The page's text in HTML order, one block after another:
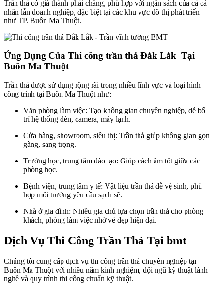
Trần thả có giá thành phải chăng, phù hợp với ngân sách của cả cá
nhân lẫn doanh nghiệp, đặc biệt tại các khu vực đô thị phát triển
như TP. Buôn Ma Thuột.
Ứng Dụng Của Thi công trần thả Đắk Lắk Tại
Buôn Ma Thuột
Trần thả được sử dụng rộng rãi trong nhiều lĩnh vực và loại hình
công trình tại Buôn Ma Thuột như:
Văn phòng làm việc: Tạo không gian chuyên nghiệp, dễ bố
tríhệ thống đèn, camera, máy lạnh.
Cửa hàng, showroom, siêu thị: Trần thả giúp không gian gọn
gàng, sang trọng.
Trường học, trung tâm đào tạo: Giúp cách âm tốt giữa các
phòng học.
Bệnh viện, trung tâm y tế: Vật liệu trần thả dễ vệ sinh, phù
hợp môi trường yêu cầu sạch sẽ.
Nhà ở gia đình: Nhiều gia chủ lựa chọn trần thả cho phòng
khách, phòng làm việc nhờvẻ đẹp hiện đại.
Dịch Vụ Thi Công Trần Thả Tại bmt
Chúng tôi cung cấp dịch vụ thi công trần thả chuyên nghiệp tại
Buôn Ma Thuột với nhiều năm kinh nghiệm, đội ngũ kỹ thuật lành
nghề và quy trình thi công chuẩn kỹ thuật.